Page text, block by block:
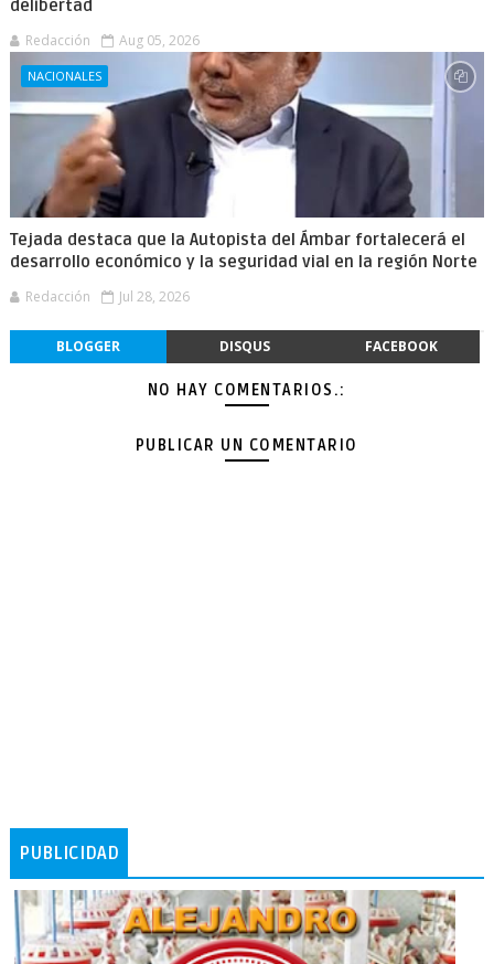
delibertad
Redacción Aug 05, 2026
NACIONALES
Tejada destaca que la Autopista del Ámbar fortalecerá el
desarrollo económico y la seguridad vial en la región Norte
Redacción Jul 28, 2026
BLOGGER DISQUS FACEBOOK
NO HAY COMENTARIOS.:
PUBLICAR UN COMENTARIO
PUBLICIDAD